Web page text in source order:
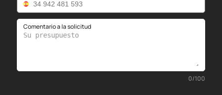
Comentario a la solicitud
0/100